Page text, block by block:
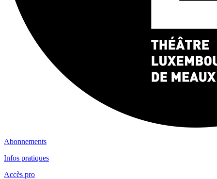
Abonnements
Infos pratiques
Accès pro